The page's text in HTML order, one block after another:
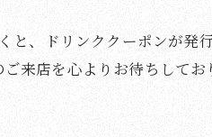
、ドリンククーポンが発
来店を心よりお待ちしてお